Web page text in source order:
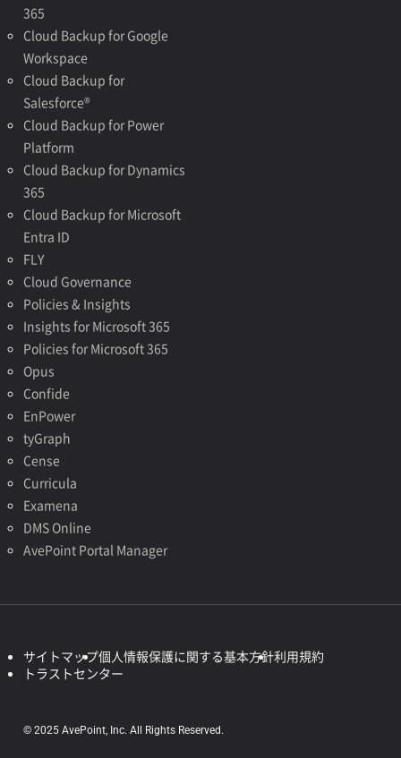
365
Cloud Backup for Google
Workspace
Cloud Backup for
Salesforce®
Cloud Backup for Power
Platform
Cloud Backup for Dynamics
365
Cloud Backup for Microsoft
Entra ID
FLY
Cloud Governance
Policies & Insights
Insights for Microsoft 365
Policies for Microsoft 365
Opus
Confide
EnPower
tyGraph
Cense
Curricula
Examena
DMS Online
AvePoint Portal Manager
サイトマップ個人情報保護に関する基本方針利用規約
トラストセンター
© 2025 AvePoint, Inc. All Rights Reserved.